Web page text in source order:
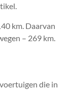
km. Daarvan
– 269 km.
die in